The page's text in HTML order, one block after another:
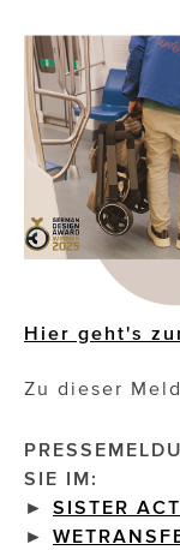
Dominique
Dr. Albert
Élan Flow
Foodsavers
FREIHERZ
Hier geht's
Zu dieser
SIE IM:
► SISTER
►